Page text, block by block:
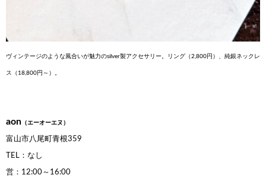
ヴィンテージのような風合いが魅力のsilver製アクセサリー。リング（2,800円）、純銀ネックレ
ス（18,800円～）。
aon （エーオーエヌ）
富山市八尾町青根359
TEL：なし
営：12:00～16:00